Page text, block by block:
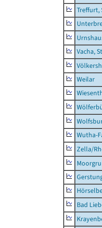
Treffurt,
Vacha,
Weilar
Wutha-
Zella/
Bad